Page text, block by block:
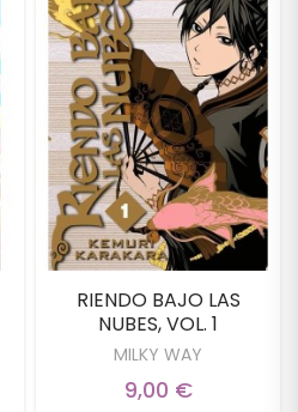
RIENDO BAJO LAS
NUBES, VOL. 1
MILKY WAY
9,00 €